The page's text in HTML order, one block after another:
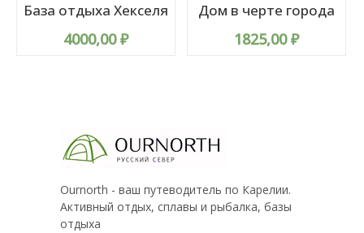
База отдыха Хекселя
4000,00₽
Дом в черте города
1825,00₽
Ournorth - ваш путеводитель по Карелии.
Активный отдых, сплавы и рыбалка, базы
отдыха